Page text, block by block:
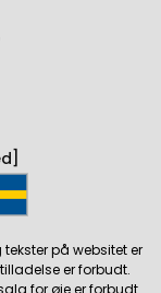
på websitet er
er forbudt.
for øje er forbudt